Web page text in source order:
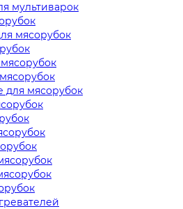
мультиварок
мясорубок
для мясорубок